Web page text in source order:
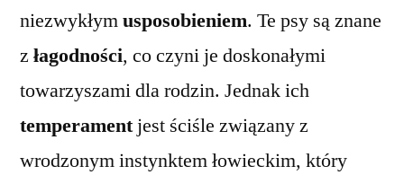
niezwykłymusposobieniem. Te psy są znane
z łagodności, co czyni je doskonałymi
towarzyszami dla rodzin. Jednak ich
temperamentjest ściśle związany z
wrodzonym instynktem łowieckim, który